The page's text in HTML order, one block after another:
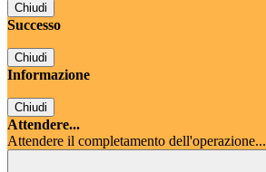
Chiudi
Successo
Chiudi
Informazione
Chiudi
Attendere...
Attendere il completamento dell'operazione...